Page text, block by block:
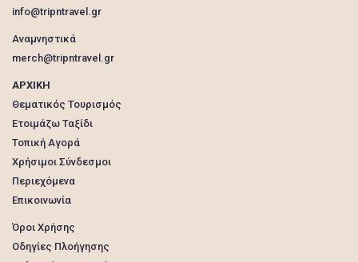
info@tripntravel.gr
Αναμνηστικά
merch@tripntravel.gr
ΑΡΧΙΚΗ
Θεματικός Τουρισμός
Ετοιμάζω Ταξίδι
Τοπική Αγορά
Χρήσιμοι Σύνδεσμοι
Περιεχόμενα
Επικοινωνία
Όροι Χρήσης
Οδηγίες Πλοήγησης